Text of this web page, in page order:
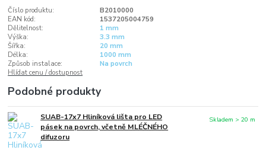
Číslo produktu:
B2010000
EAN kód:
1537205004759
Dělitelnost:
1 mm
Výška:
3.3 mm
Šířka:
20 mm
Délka:
1000 mm
Způsob instalace:
Na povrch
Hlídat cenu / dostupnost
Podobné produkty
SUAB-17x7 Hliníková lišta pro LED
pásek na povrch, včetně MLÉČNÉHO
difuzoru
Skladem > 20 m